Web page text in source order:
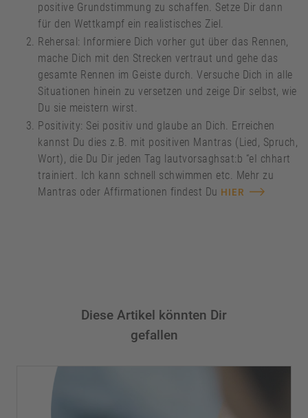
positive Grundstimmung zu schaffen. Setze Dir dann
für den Wettkampf ein realistisches Ziel.
Rehersal: Informiere Dich vorher gut über das Rennen,
mache Dich mit den Strecken vertraut und gehe das
gesamte Rennen im Geiste durch. Versuche Dich in alle
Situationen hinein zu versetzen und zeige Dir selbst, wie
Du sie meistern wirst.
Positivity: Sei positiv und glaube an Dich. Erreichen
kannst Du dies z.B. mit positiven Mantras (Lied, Spruch,
Wort), die Du Dir jeden Tag lautvorsaghsat:b “eI chhart
trainiert. Ich kann schnell schwimmen etc. Mehr zu
Mantras oder Affirmationen findest Du HIER
Diese Artikel könnten Dir
gefallen